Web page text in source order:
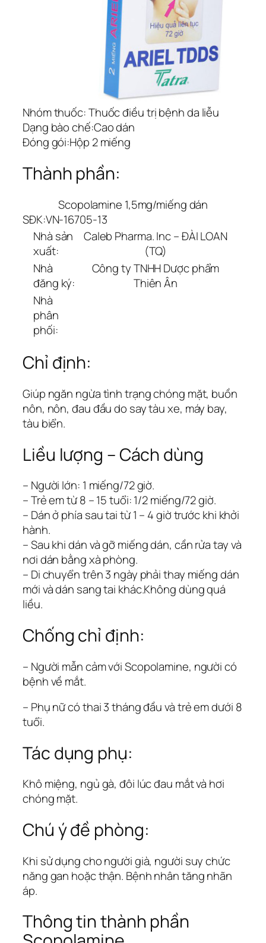
Nhóm thuốc:Thuốc điều trị bệnh da liễu
Dạng bào chế:Cao dán
Đóng gói:Hộp 2 miếng
Thành phần:
Scopolamine 1,5mg/miếng dán
SĐK:VN-16705-13
Nhà sản
xuất:
Caleb Pharma. Inc – ĐÀI LOAN
(TQ)
Nhà
đăng ký:
Công ty TNHH Dược phẩm
Thiên Ân
Nhà
phân
phối:
Chỉ định:
Giúp ngăn ngừa tình trạng chóng mặt, buồn
nôn, nôn, đau đầu do say tàu xe, máy bay,
tàu biển.
Liều lượng – Cách dùng
– Người lớn: 1 miếng/72 giờ.
– Trẻ em từ 8 – 15 tuổi: 1/2 miếng/72 giờ.
– Dán ở phía sau tai từ 1 – 4 giờ trước khi khởi
hành.
– Sau khi dán và gỡ miếng dán, cần rửa tay và
nơi dán bằng xà phòng.
– Di chuyển trên 3 ngày phải thay miếng dán
mới và dán sang tai khác.Không dùng quá
liều.
Chống chỉ định:
– Người mẫn cảm với Scopolamine, người có
bệnh về mắt.
– Phụ nữ có thai 3 tháng đầu và trẻ em dưới 8
tuổi.
Tác dụng phụ:
Khô miệng, ngủ gà, đôi lúc đau mắt và hơi
chóng mặt.
Chú ý đề phòng:
Khi sử dụng cho người già, người suy chức
năng gan hoặc thận. Bệnh nhân tăng nhãn
áp.
Thông tin thành phần